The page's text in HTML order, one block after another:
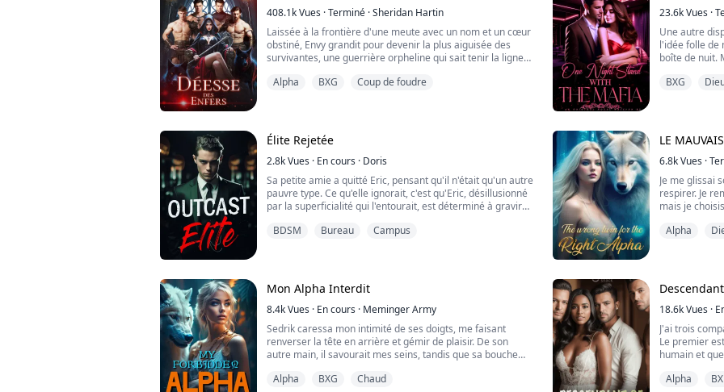
« O...oui,
408.1kVues ·Terminé ·Sheridan Hartin
Laissée à la frontière d'une meute avec un nom et un cœur
obstiné, Envy grandit pour devenir la plus aiguisée des
survivantes, une guerrière orpheline qui sait tenir la ligne
que quatre loups alpha avec des réputations de playboys et
Alpha BXG Coup de foudre
23.6kVues ·
Une autre
l'idée folle de
boîte de nuit.
Michelangelo.
Mais le
BXG
Élite Rejetée
2.8kVues · En cours · Doris
Sa petite amie a quitté Eric, pensant qu'il n'était qu'un autre
pauvre type. Ce qu'elle ignorait, c'est qu'Eric, désillusionné
par la superficialité qui l'entourait, est déterminé à gravir
mépriser maintenant, mais bientôt, il s'élèvera à des
précie...
BDSM Bureau Campus
LE
6.8kVues ·
Je me glissai
respirer. Je
mais je
murmurai.
c'est la pa...
Alpha
Mon Alpha Interdit
8.4kVues · En cours · Meminger Army
Sedrik caressa mon intimité de ses doigts, me faisant
renverser la tête en arrière et gémir de plaisir. De son
autre main, il savourait mes seins, tandis que sa bouche
Alpha BXG Chaud
18.6kVues ·
J'ai trois
Le premier
humain et
ressemblais
Alpha